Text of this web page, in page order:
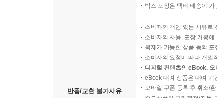
박스 포장은 택배 배송이
반품/교환 불가사유
소비자의 책임 있는 사유로
소비자의 사용, 포장 개봉
복제가 가능한 상품 등의
소비자의 요청에 따라 개별
디지털 컨텐츠인 eBook,
eBook 대여 상품은 대여 기
모바일 쿠폰 등록 후 취소/